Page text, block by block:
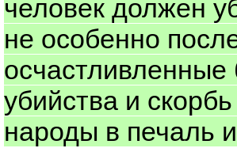
человек должен
не особенно
осчастливленные
убийства и
народы в печаль